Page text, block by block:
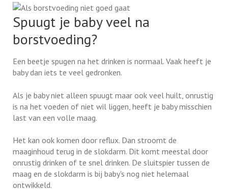
Spuugt je baby veel na
borstvoeding?
Een beetje spugen na het drinken is normaal. Vaak heeft je
baby dan iets te veel gedronken.
Als je baby niet alleen spuugt maar ook veel huilt, onrustig
is na het voeden of niet wil liggen, heeft je baby misschien
last van een volle maag.
Het kan ook komen door reflux. Dan stroomt de
maaginhoud terug in de slokdarm. Dit komt meestal door
onrustig drinken of te snel drinken. De sluitspier tussen de
maag en de slokdarm is bij baby's nog niet helemaal
ontwikkeld.